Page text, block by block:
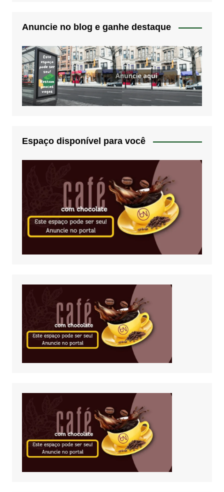
Anuncie no blog e ganhe destaque
Espaço disponível para você